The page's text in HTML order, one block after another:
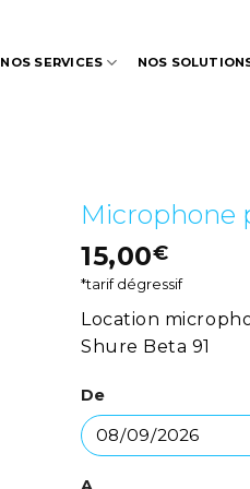
NOS SERVICES NOS
Microphone
15,00€
*tarif dégressif
Location
Shure Beta 91
De